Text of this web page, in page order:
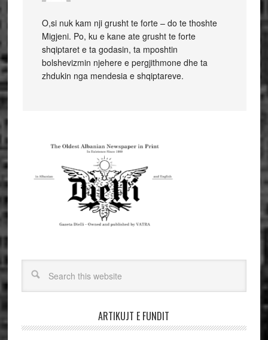
O,si nuk kam nji grusht te forte – do te thoshte
Migjeni. Po, ku e kane ate grusht te forte
shqiptaret e ta godasin, ta mposhtin
bolshevizmin njehere e pergjithmone dhe ta
zhdukin nga mendesia e shqiptareve.
ARTIKUJT E FUNDIT